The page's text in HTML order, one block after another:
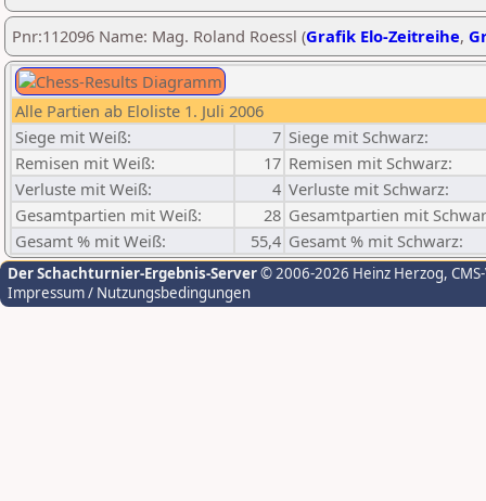
Pnr:112096 Name: Mag. Roland Roessl (Grafik Elo-Zeitreihe,
Alle Partien ab Eloliste 1. Juli 2006
Siege mit Weiß:
7 Siege mit Schwarz:
Remisen mit Weiß:
17 Remisen mit Schwarz:
Verluste mit Weiß:
4 Verluste mit Schwarz:
Gesamtpartien mit Weiß:
28 Gesamtpartien mit
Gesamt % mit Weiß:
55,4 Gesamt % mit Schwarz:
Der Schachturnier-Ergebnis-Server© 2006-2026 Heinz Herzog,
Impressum / Nutzungsbedingungen